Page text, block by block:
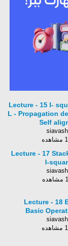
Lecture - 15 I-
L - Propagation
Self
Lecture - 17
I-
Lecture - 18
Basic